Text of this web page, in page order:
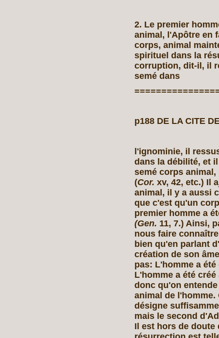
2. Le premier
animal, l'Apôtre en
corps, animal
spirituel dans la
corruption, dit‑il, il
semé dans
p188 DE LA CITE
l'ignominie, il
dans la débilité, et
semé corps
(Cor. xv, 42, etc.) Il
animal, il y a aussi
que c'est qu'un
premier homme a
(Gen. 11, 7.) Ainsi,
nous faire
bien qu'en parlant
création de son
pas: L'homme a
L'homme a été
donc qu'on
animal de
désigne
mais le second
Il est hors de doute